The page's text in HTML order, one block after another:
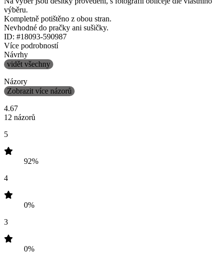
výběru.
Kompletně potištěno z obou stran.
Nevhodné do pračky ani sušičky.
ID: #18093-590987
Více podrobností
Návrhy
vidět všechny
Názory
Zobrazit více názorů
4.67
12 názorů
5
92%
4
0%
3
0%